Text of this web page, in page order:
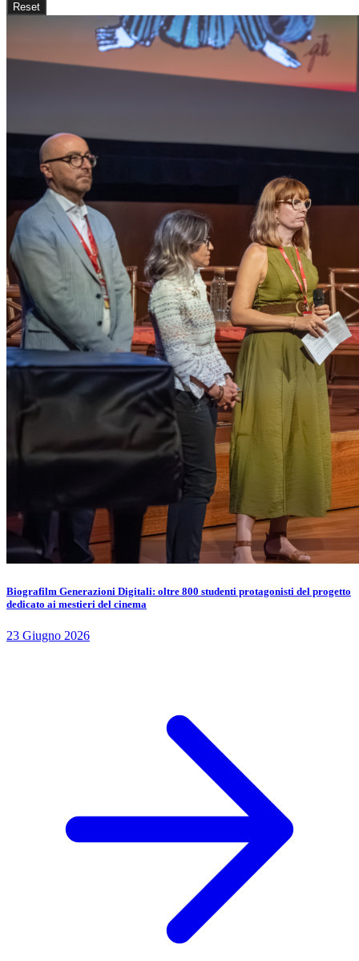
Reset
Biografilm Generazioni Digitali: oltre 800 studenti protagonisti del progetto
dedicato ai mestieri del cinema
23 Giugno 2026